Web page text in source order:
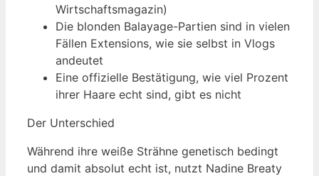
Wirtschaftsmagazin)
Die blonden Balayage-Partien sind in vielen
Fällen Extensions, wie sie selbst in Vlogs
andeutet
Eine offizielle Bestätigung, wie viel Prozent
ihrer Haare echt sind, gibt es nicht
Der Unterschied
Während ihre weiße Strähne genetisch bedingt
und damit absolut echt ist, nutzt Nadine Breaty